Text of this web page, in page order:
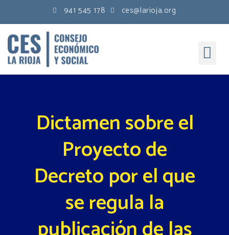
941 545 178 ces@larioja.org
Dictamen sobre el
Proyecto de
Decreto por el que
se regula la